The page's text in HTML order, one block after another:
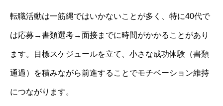
転職活動は一筋縄ではいかないことが多く、特に40代で
は応募→書類選考→面接までに時間がかかることがあり
ます。目標スケジュールを立て、小さな成功体験（書類
通過）を積みながら前進することでモチベーション維持
につながります。